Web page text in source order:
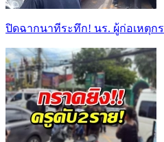
ปิดฉากนาทีระทึก! นร. ผู้ก่อเหตุก